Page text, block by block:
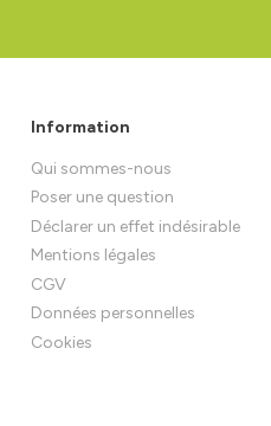
Information
Qui sommes-nous
Poser une question
Déclarer un effet indésirable
Mentions légales
CGV
Données personnelles
Cookies